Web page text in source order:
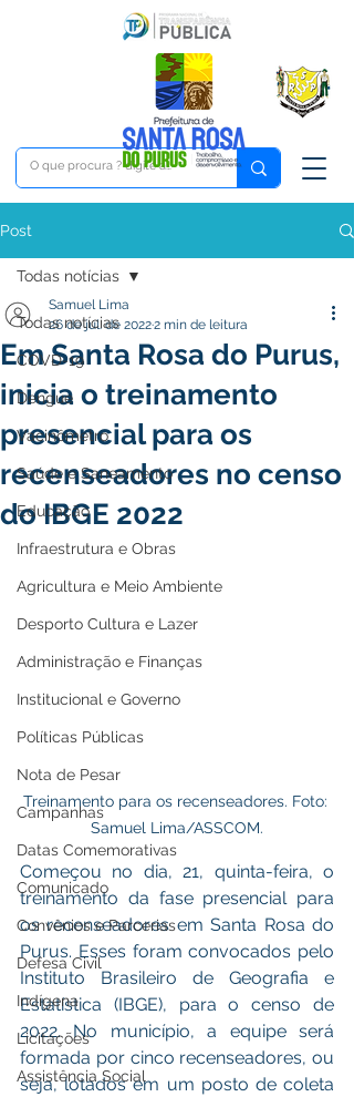
Post
Todas notícias
COVD-19
Dengue
Vacinômetro
Saúde e Saneamento
Educação
Infraestrutura e Obras
Agricultura e Meio Ambiente
Desporto Cultura e Lazer
Administração e Finanças
Institucional e Governo
Políticas Públicas
Nota de Pesar
Campanhas
Datas Comemorativas
Comunicado
Convênios e Parcerias
Defesa Civil
Indígena
Licitações
Assistência Social
Todas notícias
Em Santa Rosa do Purus,
inicia o treinamento
presencial para os
recenseadores no censo
do IBGE 2022
Samuel Lima
26 de jul. de 20222 min de leitura
Treinamento para os recenseadores. Foto:
Samuel Lima/ASSCOM.
Começou no dia, 21, quinta-feira, o
treinamento da fase presencial para
os recenseadores em Santa Rosa do
Purus. Esses foram convocados pelo
Instituto Brasileiro de Geografia e
Estatística (IBGE), para o censo de
2022. No município, a equipe será
formada por cinco recenseadores, ou
seja, lotados em um posto de coleta